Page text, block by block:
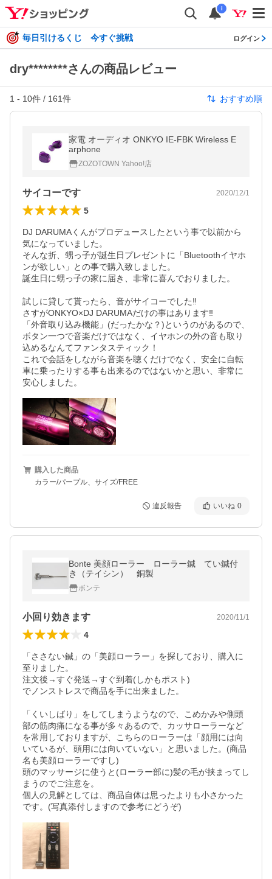
i
毎日引けるくじ 今すぐ挑戦 ログイン
dry********さんの商品レビュー
1 - 10件 / 161件 おすすめ順
家電 オーディオ ONKYO IE-FBK Wireless E
arphone
ZOZOTOWN Yahoo!店
サイコーです 2020/12/1
5
DJ DARUMAくんがプロデュースしたという事で以前から
気になっていました。
そんな折、甥っ子が誕生日プレゼントに「Bluetoothイヤホ
ンが欲しい」との事で購入致しました。
誕生日に甥っ子の家に届き、非常に喜んでおりました。
試しに貸して貰ったら、音がサイコーでした‼︎
さすがONKYO×DJ DARUMAだけの事はあります‼︎
「外音取り込み機能」(だったかな？)というのがあるので、
ボタン一つで音楽だけではなく、イヤホンの外の音も取り
込めるなんてファンタスティック！
これで会話をしながら音楽を聴くだけでなく、安全に自転
車に乗ったりする事も出来るのではないかと思い、非常に
安心しました。
購入した商品
カラー/パープル、サイズ/FREE
違反報告 いいね 0
Bonte 美顔ローラー ローラー鍼 てい鍼付
き（テイシン） 銅製
ボンテ
小回り効きます 2020/11/1
4
「ささない鍼」の「美顔ローラー」を探しており、購入に
至りました。
注文後→すぐ発送→すぐ到着(しかもポスト)
でノンストレスで商品を手に出来ました。
「くいしばり」をしてしまうようなので、こめかみや側頭
部の筋肉痛になる事が多々あるので、カッサローラーなど
を常用しておりますが、こちらのローラーは「顔用には向
いているが、頭用には向いていない」と思いました。(商品
名も美顔ローラーですし)
頭のマッサージに使うと(ローラー部に)髪の毛が挟まってし
まうのでご注意を。
個人の見解としては、商品自体は思ったよりも小さかった
です。(写真添付しますので参考にどうぞ)